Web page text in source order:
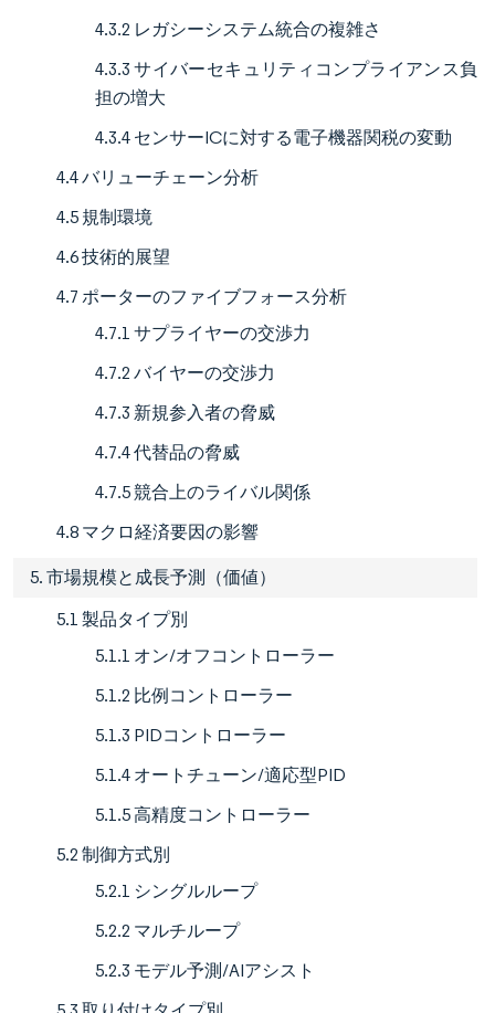
4.3.2 レガシーシステム統合の複雑さ
4.3.3 サイバーセキュリティコンプライアンス負
担の増大
4.3.4 センサーICに対する電子機器関税の変動
4.4 バリューチェーン分析
4.5 規制環境
4.6 技術的展望
4.7 ポーターのファイブフォース分析
4.7.1 サプライヤーの交渉力
4.7.2 バイヤーの交渉力
4.7.3 新規参入者の脅威
4.7.4 代替品の脅威
4.7.5 競合上のライバル関係
4.8 マクロ経済要因の影響
5. 市場規模と成長予測（価値）
5.1 製品タイプ別
5.1.1 オン/オフコントローラー
5.1.2 比例コントローラー
5.1.3 PIDコントローラー
5.1.4 オートチューン/適応型PID
5.1.5 高精度コントローラー
5.2 制御方式別
5.2.1 シングルループ
5.2.2 マルチループ
5.2.3 モデル予測/AIアシスト